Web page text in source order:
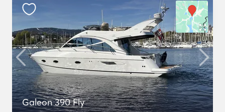
Galeon 390 Fly